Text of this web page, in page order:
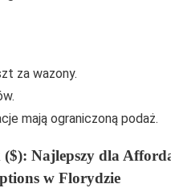
za wazony.
mają ograniczoną podaż.
($): Najlepszy dla
w Florydzie